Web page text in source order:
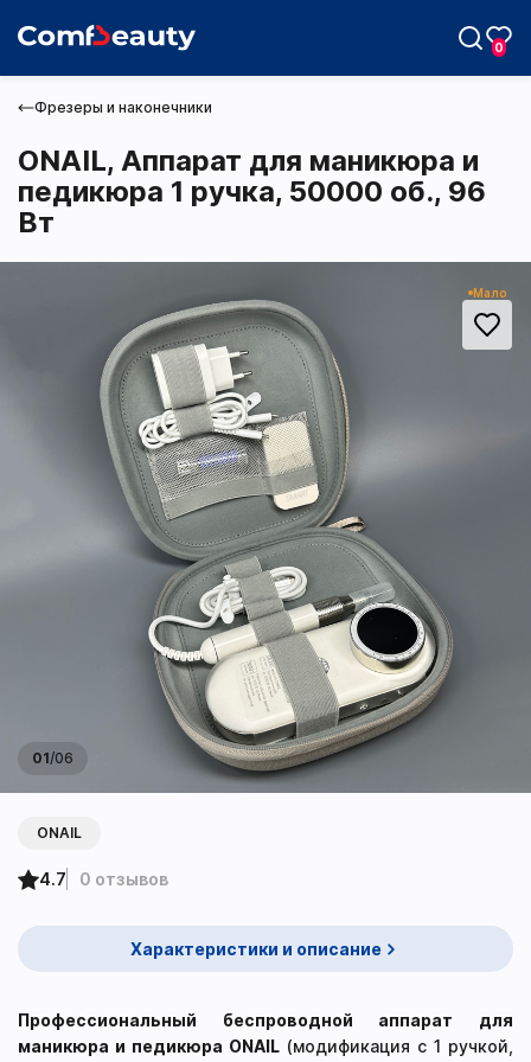
0
Фрезеры и наконечники
ONAIL, Аппарат для маникюра и
педикюра 1 ручка, 50000 об., 96
Вт
01/06
Мало
ONAIL
4.7 0 отзывов
Характеристики и описание
Профессиональный беспроводной аппарат для
маникюра и педикюра ONAIL (модификация с 1 ручкой,